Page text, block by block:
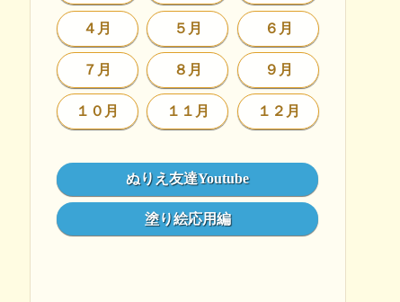
４月 ５月 ６月
７月 ８月 ９月
１０月 １１月 １２月
ぬりえ友達Youtube
塗り絵応用編